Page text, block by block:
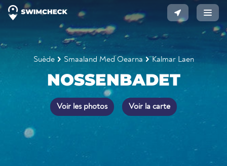
Suède Smaaland Med Oearna Kalmar Laen
NOSSENBADET
Voir les photos Voir la carte